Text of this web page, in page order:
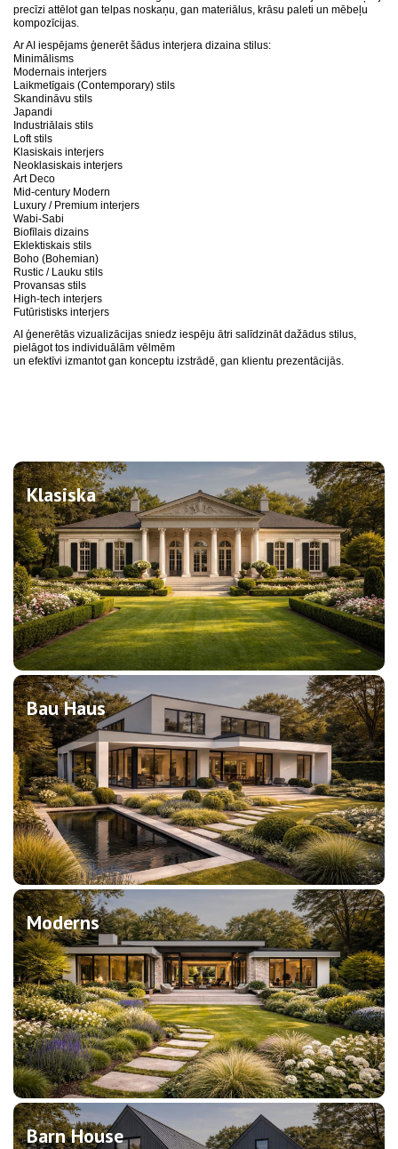
precīzi attēlot gan telpas noskaņu, gan materiālus, krāsu paleti un mēbeļu
kompozīcijas.
Ar AI iespējams ģenerēt šādus interjera dizaina stilus:
Minimālisms
Modernais interjers
Laikmetīgais (Contemporary) stils
Skandināvu stils
Japandi
Industriālais stils
Loft stils
Klasiskais interjers
Neoklasiskais interjers
Art Deco
Mid-century Modern
Luxury / Premium interjers
Wabi-Sabi
Biofīlais dizains
Eklektiskais stils
Boho (Bohemian)
Rustic / Lauku stils
Provansas stils
High-tech interjers
Futūristisks interjers
AI ģenerētās vizualizācijas sniedz iespēju ātri salīdzināt dažādus stilus,
pielāgot tos individuālām vēlmēm
un efektīvi izmantot gan konceptu izstrādē, gan klientu prezentācijās.
Klasiska
Bau Haus
Moderns
Barn House